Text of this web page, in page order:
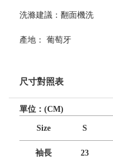
洗滌建議：翻面機洗
產地： 葡萄牙
尺寸對照表
單位：(CM)
Size S
袖長 23